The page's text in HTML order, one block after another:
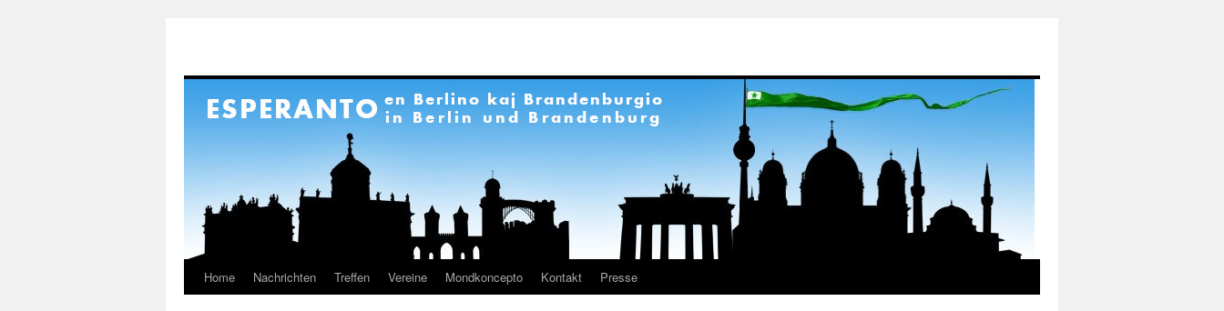
SkipHome Nachrichten Treffen Vereine Mondkoncepto Kontakt Presse